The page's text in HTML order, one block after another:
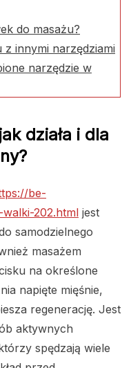
do masażu?
z innymi narzędziami
narzędzie w
działa i dla
be-
202.html jest
samodzielnego
masażem
na określone
napięte mięśnie,
regenerację. Jest
aktywnych
spędzają wiele